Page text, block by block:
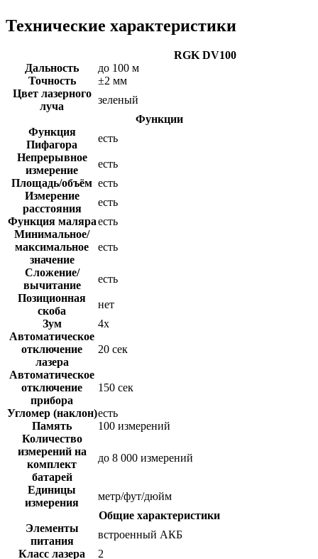
Технические характеристики
RGK DV100
Дальность
до 100 м
Точность
±2 мм
Цвет лазерного
луча
зеленый
Функции
Функция
Пифагора
есть
Непрерывное
измерение
есть
Площадь/объём есть
Измерение
расстояния
есть
Функция маляраесть
Минимальное/
максимальное
значение
есть
Сложение/
вычитание
есть
Позиционная
скоба
нет
Зум
4х
Автоматическое
отключение
лазера
20 сек
Автоматическое
отключение
прибора
150 сек
Угломер (наклон)есть
Память
100 измерений
Количество
измерений на
комплект
батарей
до 8 000 измерений
Единицы
измерения
метр/фут/дюйм
Общие характеристики
Элементы
питания
встроенный АКБ
Класс лазера
2